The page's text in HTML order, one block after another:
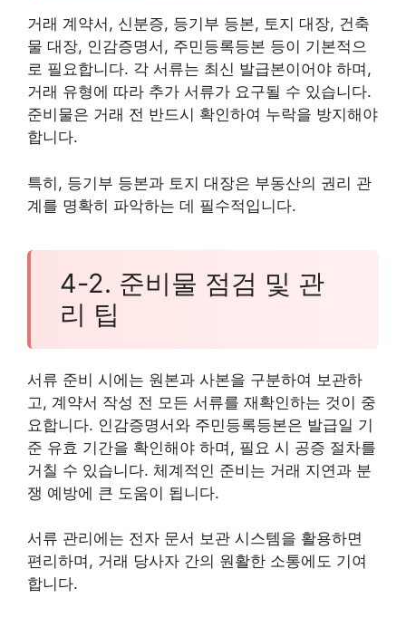
거래 계약서, 신분증, 등기부 등본, 토지 대장, 건축
물 대장, 인감증명서, 주민등록등본 등이 기본적으
로 필요합니다. 각 서류는 최신 발급본이어야 하며,
거래 유형에 따라 추가 서류가 요구될 수 있습니다.
준비물은 거래 전 반드시 확인하여 누락을 방지해야
합니다.
특히, 등기부 등본과 토지 대장은 부동산의 권리 관
계를 명확히 파악하는 데 필수적입니다.
4-2. 준비물 점검 및 관
리 팁
서류 준비 시에는 원본과 사본을 구분하여 보관하
고, 계약서 작성 전 모든 서류를 재확인하는 것이 중
요합니다. 인감증명서와 주민등록등본은 발급일 기
준 유효 기간을 확인해야 하며, 필요 시 공증 절차를
거칠 수 있습니다. 체계적인 준비는 거래 지연과 분
쟁 예방에 큰 도움이 됩니다.
서류 관리에는 전자 문서 보관 시스템을 활용하면
편리하며, 거래 당사자 간의 원활한 소통에도 기여
합니다.